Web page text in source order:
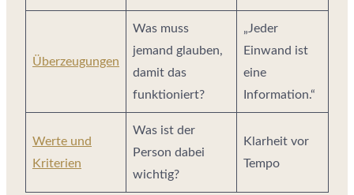
Überzeugungen
Was muss
jemand glauben,
damit das
funktioniert?
„Jeder
Einwand ist
eine
Information.“
Werte und
Kriterien
Was ist der
Person dabei
wichtig?
Klarheit vor
Tempo